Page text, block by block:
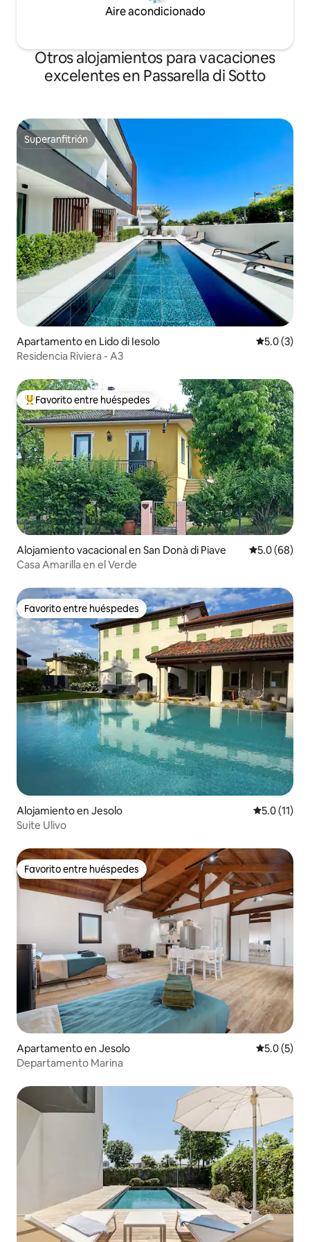
Aire acondicionado
Otros alojamientos para vacaciones
excelentes en Passarella di Sotto
Superanfitrión
Superanfitrión
Apartamento en Lido di Iesolo
5.0 (3)
Residencia Riviera - A3
Favorito entre huéspedes preferido
Favorito entre huéspedes
Alojamiento vacacional en San Donà di Piave Calificación
5.0 (68)
Casa Amarilla en el Verde
Favorito entre huéspedes
Favorito entre huéspedes
Alojamiento en Jesolo Calificación
5.0 (11)
Suite Ulivo
Favorito entre huéspedes
Favorito entre huéspedes
Apartamento en Jesolo
5.0 (5)
Departamento Marina